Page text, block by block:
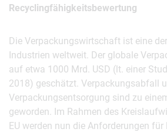
Recyclingfähigkeitsbewertung
Die Verpackungswirtschaft ist eine
Industrien weltweit. Der globale
auf etwa 1000 Mrd. USD (lt. einer
2018) geschätzt. Verpackungsabfall
Verpackungsentsorgung sind zu
geworden. Im Rahmen des
EU werden nun die Anforderungen